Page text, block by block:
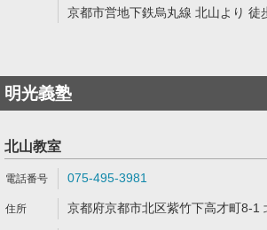
京都市営地下鉄烏丸線 北山より 徒
明光義塾
北山教室
075-495-3981
京都府京都市北区紫竹下高才町8-1